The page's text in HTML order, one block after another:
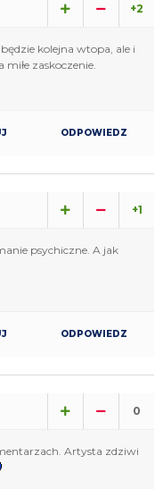
+2
kolejna wtopa, ale i
zaskoczenie.
ODPOWIEDZ
+1
psychiczne. A jak
ODPOWIEDZ
0
Artysta zdziwi